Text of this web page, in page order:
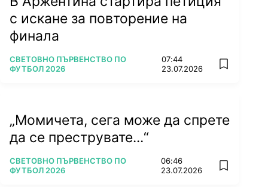
с искане за повторение на
финала
ПОВЕЧЕ ОТ
СВЕТОВНО ПЪРВЕНСТВО ПО
ФУТБОЛ 2026
07:44
23.07.2026
add
„Момичета, сега може да спрете
да се преструвате...“
ПОВЕЧЕ ОТ
СВЕТОВНО ПЪРВЕНСТВО ПО
ФУТБОЛ 2026
06:46
23.07.2026
add